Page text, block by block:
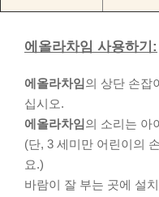
에올라차임 사용하기:
에올라차임 의 상단 손잡
십시오.
에올라차임 의 소리는 아
(단, 3 세미만 어린이의
요.)
바람이 잘 부는 곳에 설